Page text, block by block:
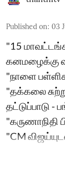
Published on: 03
"15
கனமழைக்கு
"நாளை
"தக்கலை
தட்டுப்பாடு -
"கருணாநிதி
"CM